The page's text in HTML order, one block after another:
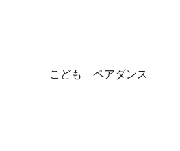
こども ペアダンス